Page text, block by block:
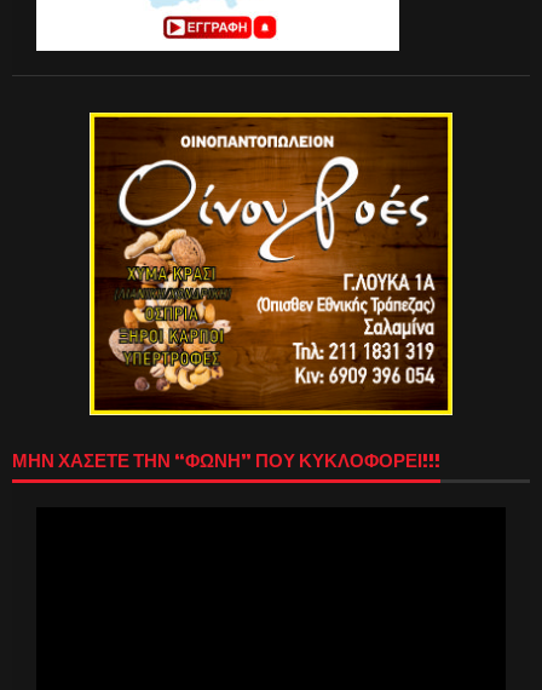
ΜΗΝ ΧΑΣΕΤΕ ΤΗΝ “ΦΩΝΗ” ΠΟΥ ΚΥΚΛΟΦΟΡΕΙ!!!